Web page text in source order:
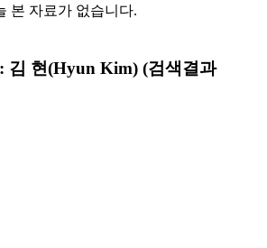
본 자료가 없습니다.
김 현(Hyun Kim) (검색결과